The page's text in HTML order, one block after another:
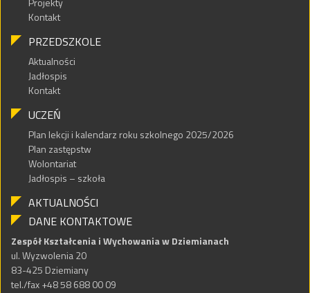
Kontakt
PRZEDSZKOLE
Aktualności
Jadłospis
Kontakt
UCZEŃ
Plan lekcji i kalendarz roku szkolnego 2025/2026
Plan zastępstw
Wolontariat
Jadłospis – szkoła
AKTUALNOŚCI
DANE KONTAKTOWE
Zespół Kształcenia i Wychowania w Dziemianach
ul. Wyzwolenia 20
83-425 Dziemiany
tel./fax +48 58 688 00 09